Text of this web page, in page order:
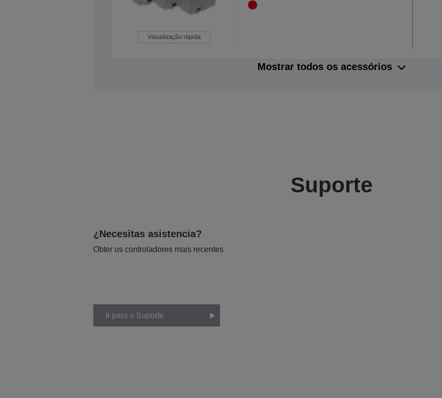
Visualização rápida
Mostrar todos os acessórios
Suporte
¿Necesitas asistencia?
Obter os controladores mais recentes
Ir para o Suporte